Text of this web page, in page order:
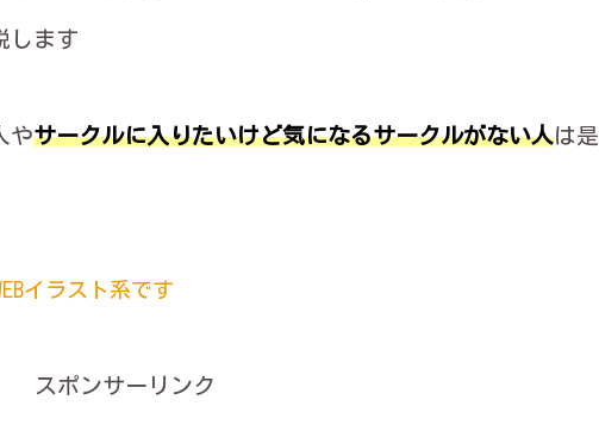
します
やサークルに入りたいけど気になるサークルがない人は是
イラスト系です
スポンサーリンク